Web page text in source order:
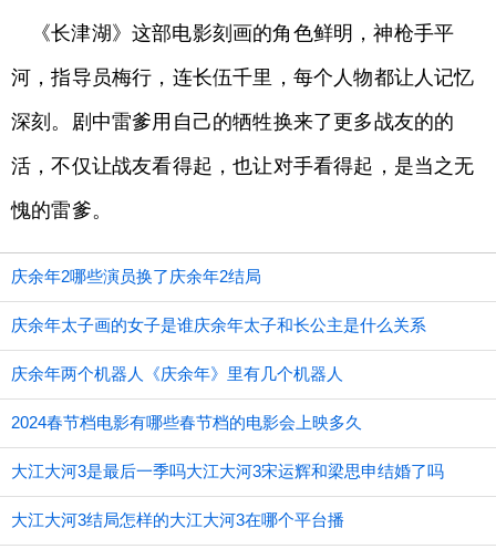
《长津湖》这部电影刻画的角色鲜明，神枪手平
河，指导员梅行，连长伍千里，每个人物都让人记忆
深刻。剧中雷爹用自己的牺牲换来了更多战友的的
活，不仅让战友看得起，也让对手看得起，是当之无
愧的雷爹。
庆余年2哪些演员换了庆余年2结局
庆余年太子画的女子是谁庆余年太子和长公主是什么关系
庆余年两个机器人《庆余年》里有几个机器人
2024春节档电影有哪些春节档的电影会上映多久
大江大河3是最后一季吗大江大河3宋运辉和梁思申结婚了吗
大江大河3结局怎样的大江大河3在哪个平台播